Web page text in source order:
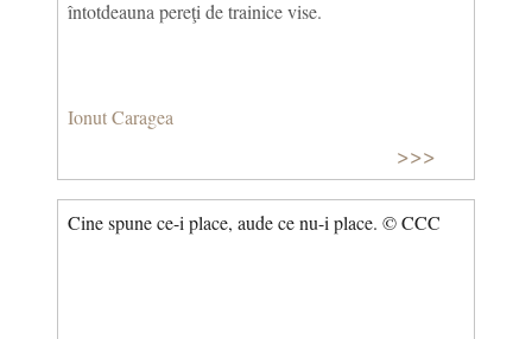
întotdeauna pereţi de trainice vise.
Ionut Caragea
>>>
Cine spune ce-i place, aude ce nu-i place. © CCC